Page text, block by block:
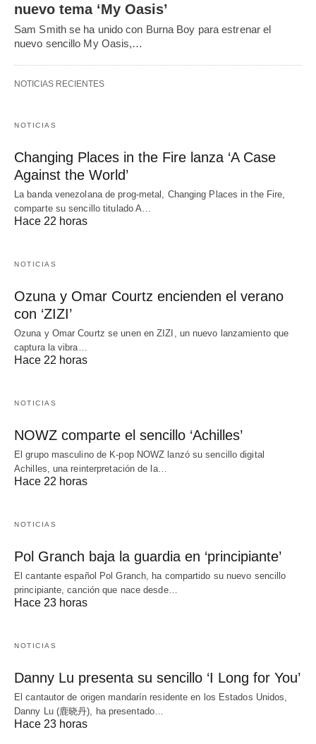
nuevo tema ‘My Oasis’
Sam Smith se ha unido con Burna Boy para estrenar el
nuevo sencillo My Oasis,…
NOTICIAS RECIENTES
NOTICIAS
Changing Places in the Fire lanza ‘A Case
Against the World’
La banda venezolana de prog-metal, Changing Places in the Fire,
comparte su sencillo titulado A…
Hace 22 horas
NOTICIAS
Ozuna y Omar Courtz encienden el verano
con ‘ZIZI’
Ozuna y Omar Courtz se unen en ZIZI, un nuevo lanzamiento que
captura la vibra…
Hace 22 horas
NOTICIAS
NOWZ comparte el sencillo ‘Achilles’
El grupo masculino de K-pop NOWZ lanzó su sencillo digital
Achilles, una reinterpretación de la…
Hace 22 horas
NOTICIAS
Pol Granch baja la guardia en ‘principiante’
El cantante español Pol Granch, ha compartido su nuevo sencillo
principiante, canción que nace desde…
Hace 23 horas
NOTICIAS
Danny Lu presenta su sencillo ‘I Long for You’
El cantautor de origen mandarín residente en los Estados Unidos,
Danny Lu (鹿晓丹), ha presentado…
Hace 23 horas